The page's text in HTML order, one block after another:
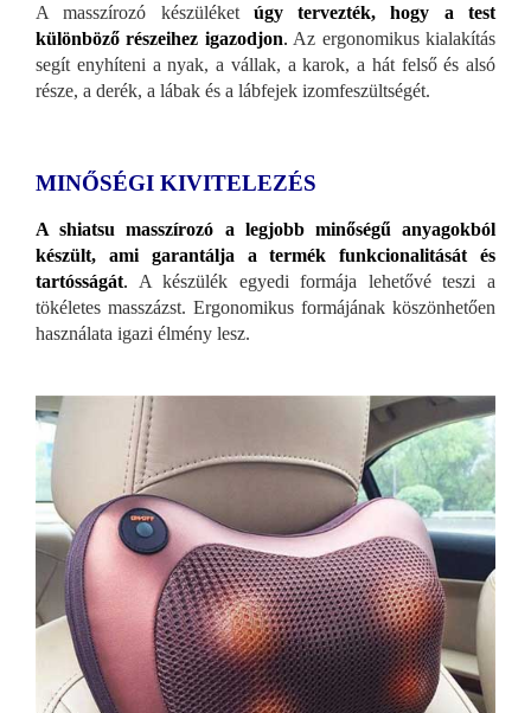
A masszírozó készüléket úgy tervezték, hogy a test
különböző részeihez igazodjon. Az ergonomikus kialakítás
segít enyhíteni a nyak, a vállak, a karok, a hát felső és alsó
része, a derék, a lábak és a lábfejek izomfeszültségét.
MINŐSÉGI KIVITELEZÉS
A shiatsu masszírozó a legjobb minőségű anyagokból
készült, ami garantálja a termék funkcionalitását és
tartósságát. A készülék egyedi formája lehetővé teszi a
tökéletes masszázst. Ergonomikus formájának köszönhetően
használata igazi élmény lesz.